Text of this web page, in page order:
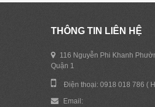
THÔNG TIN LIÊN HỆ
116 Nguyễn Phi Khanh
Quận 1
Điện thoại: 0918 018 786 (
Email: